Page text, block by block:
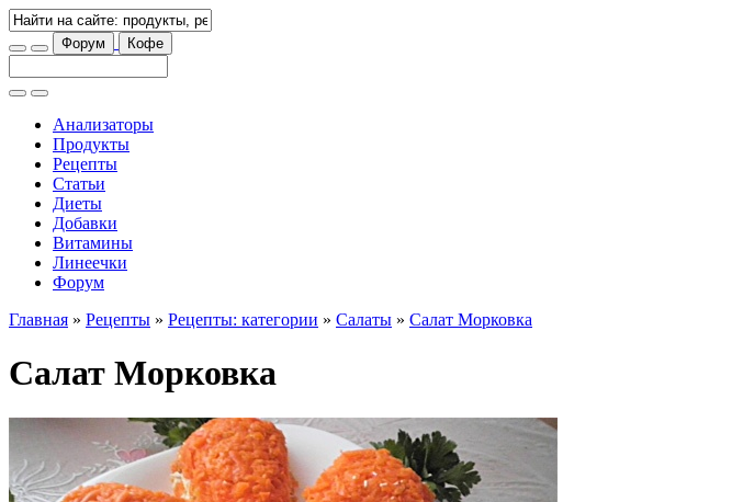
Форум Кофе
Анализаторы
Продукты
Рецепты
Статьи
Диеты
Добавки
Витамины
Линеечки
Форум
Главная » Рецепты » Рецепты: категории » Салаты » Салат Морковка
Салат Морковка